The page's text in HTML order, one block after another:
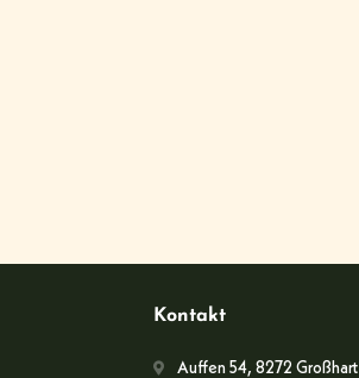
Kontakt
Auffen 54, 8272 Großhart